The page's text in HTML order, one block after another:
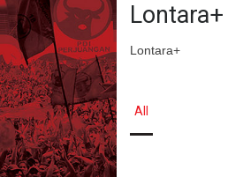
Lontara+
Lontara+
All